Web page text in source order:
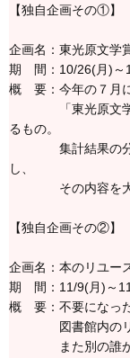
【独自企画その①】
企画名：東光原文学
期 間：10/26(月)～
概 要：今年の７月
「東光原文学賞
るもの。
集計結果の分析
し、
その内容を大き
【独自企画その②】
企画名：本のリユー
期 間：11/9(月)～
概 要：不要になっ
図書館内のリユ
また別の誰かに